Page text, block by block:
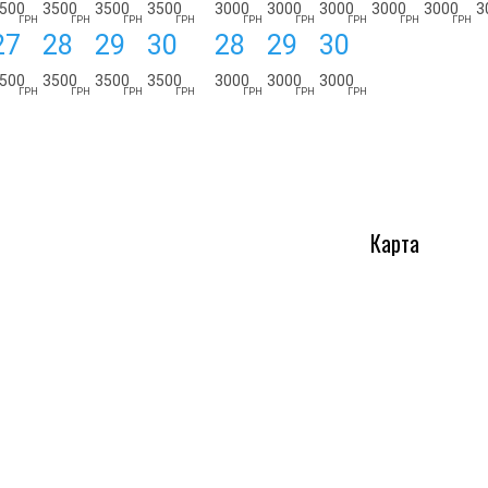
ГРН
3500
ГРН
3500
ГРН
3500
ГРН
ГРН
28
3500
ГРН
29
3500
ГРН
30
3500
ГРН
3000
ГРН
3000
ГРН
3000
ГРН
3000
ГРН
3000
ГРН
28
3000
ГРН
29
3000
ГРН
30
3000
ГРН
Карта